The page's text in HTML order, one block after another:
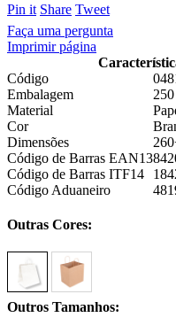
Pin it Share Tweet
Faça uma pergunta
Imprimir página
Código
Embalagem
Material
Cor
Dimensões
Código de Barras EAN13
Código de Barras ITF14
Código Aduaneiro
Outras Cores:
Outros Tamanhos: